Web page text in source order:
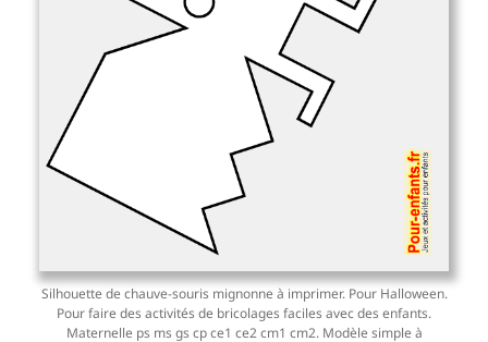
Silhouette de chauve-souris mignonne à imprimer. Pour Halloween.
Pour faire des activités de bricolages faciles avec des enfants.
Maternelle ps ms gs cp ce1 ce2 cm1 cm2. Modèle simple à